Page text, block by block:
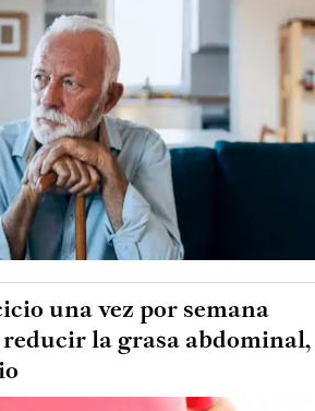
una vez por semana
reducir la grasa abdominal,